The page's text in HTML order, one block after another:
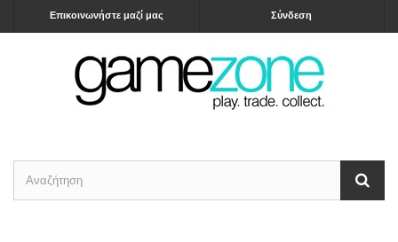
Σύνδεση
Επικοινωνήστε μαζί μας